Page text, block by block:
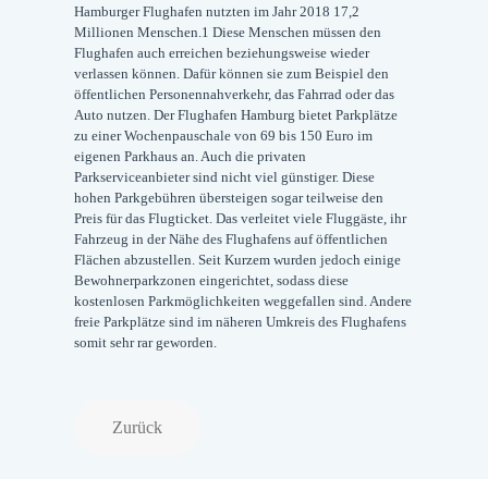
Hamburger Flughafen nutzten im Jahr 2018 17,2
Millionen Menschen.1 Diese Menschen müssen den
Flughafen auch erreichen beziehungsweise wieder
verlassen können. Dafür können sie zum Beispiel den
öffentlichen Personennahverkehr, das Fahrrad oder das
Auto nutzen. Der Flughafen Hamburg bietet Parkplätze
zu einer Wochenpauschale von 69 bis 150 Euro im
eigenen Parkhaus an. Auch die privaten
Parkserviceanbieter sind nicht viel günstiger. Diese
hohen Parkgebühren übersteigen sogar teilweise den
Preis für das Flugticket. Das verleitet viele Fluggäste, ihr
Fahrzeug in der Nähe des Flughafens auf öffentlichen
Flächen abzustellen. Seit Kurzem wurden jedoch einige
Bewohnerparkzonen eingerichtet, sodass diese
kostenlosen Parkmöglichkeiten weggefallen sind. Andere
freie Parkplätze sind im näheren Umkreis des Flughafens
somit sehr rar geworden.
Zurück